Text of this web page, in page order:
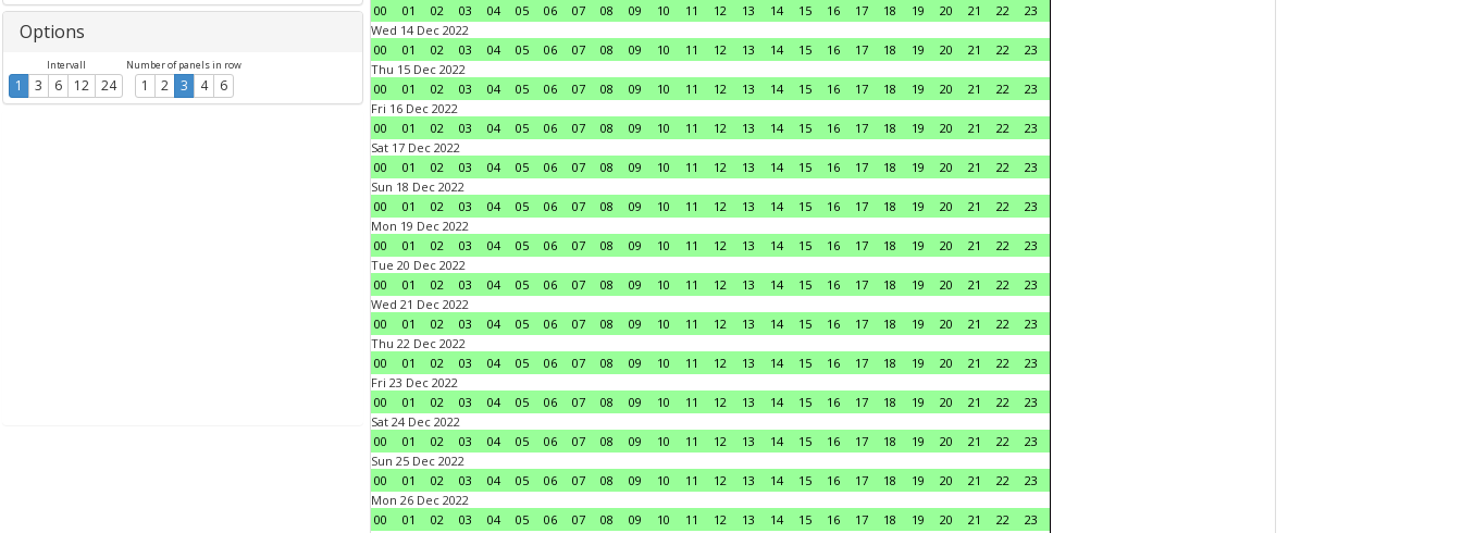
Options
Intervall
1 3 6 12 24
Number of panels in row
1 2 3 4 6
00
01 02 03 04 05 06 07 08 09 10 11 12 13 14 15 16 17 18 19 20 21 22
23
Wed 14 Dec 2022
00
01 02 03 04 05 06 07 08 09 10 11 12 13 14 15 16 17 18 19 20 21 22
23
Thu 15 Dec 2022
00
01 02 03 04 05 06 07 08 09 10 11 12 13 14 15 16 17 18 19 20 21 22
23
Fri 16 Dec 2022
00
01 02 03 04 05 06 07 08 09 10 11 12 13 14 15 16 17 18 19 20 21 22
23
Sat 17 Dec 2022
00
01 02 03 04 05 06 07 08 09 10 11 12 13 14 15 16 17 18 19 20 21 22
23
Sun 18 Dec 2022
00
01 02 03 04 05 06 07 08 09 10 11 12 13 14 15 16 17 18 19 20 21 22
23
Mon 19 Dec 2022
00
01 02 03 04 05 06 07 08 09 10 11 12 13 14 15 16 17 18 19 20 21 22
23
Tue 20 Dec 2022
00
01 02 03 04 05 06 07 08 09 10 11 12 13 14 15 16 17 18 19 20 21 22
23
Wed 21 Dec 2022
00
01 02 03 04 05 06 07 08 09 10 11 12 13 14 15 16 17 18 19 20 21 22
23
Thu 22 Dec 2022
00
01 02 03 04 05 06 07 08 09 10 11 12 13 14 15 16 17 18 19 20 21 22
23
Fri 23 Dec 2022
00
01 02 03 04 05 06 07 08 09 10 11 12 13 14 15 16 17 18 19 20 21 22
23
Sat 24 Dec 2022
00
01 02 03 04 05 06 07 08 09 10 11 12 13 14 15 16 17 18 19 20 21 22
23
Sun 25 Dec 2022
00
01 02 03 04 05 06 07 08 09 10 11 12 13 14 15 16 17 18 19 20 21 22
23
Mon 26 Dec 2022
00
01 02 03 04 05 06 07 08 09 10 11 12 13 14 15 16 17 18 19 20 21 22
23